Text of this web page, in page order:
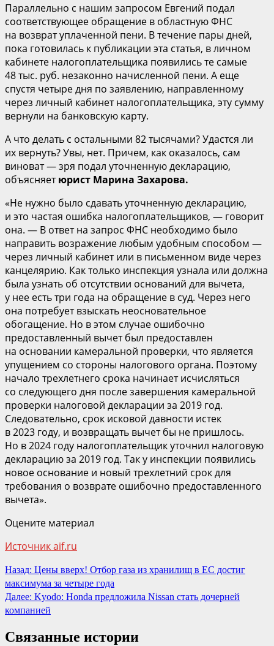
Параллельно с нашим запросом Евгений подал
соответствующее обращение в областную ФНС
на возврат уплаченной пени. В течение пары дней,
пока готовилась к публикации эта статья, в личном
кабинете налогоплательщика появились те самые
48 тыс. руб. незаконно начисленной пени. А еще
спустя четыре дня по заявлению, направленному
через личный кабинет налогоплательщика, эту сумму
вернули на банковскую карту.
А что делать с остальными 82 тысячами? Удастся ли
их вернуть? Увы, нет. Причем, как оказалось, сам
виноват — зря подал уточненную декларацию,
объясняетюрист Марина Захарова.
«Не нужно было сдавать уточненную декларацию,
и это частая ошибка налогоплательщиков, — говорит
она. — В ответ на запрос ФНС необходимо было
направить возражение любым удобным способом —
через личный кабинет или в письменном виде через
канцелярию. Как только инспекция узнала или должна
была узнать об отсутствии оснований для вычета,
у нее есть три года на обращение в суд. Через него
она потребует взыскать неосновательное
обогащение. Но в этом случае ошибочно
предоставленный вычет был предоставлен
на основании камеральной проверки, что является
упущением со стороны налогового органа. Поэтому
начало трехлетнего срока начинает исчисляться
со следующего дня после завершения камеральной
проверки налоговой декларации за 2019 год.
Следовательно, срок исковой давности истек
в 2023 году, и возвращать вычет бы не пришлось.
Но в 2024 году налогоплательщик уточнил налоговую
декларацию за 2019 год. Так у инспекции появились
новое основание и новый трехлетний срок для
требования о возврате ошибочно предоставленного
вычета».
Оцените материал
Источник aif.ru
Продолжить
чтение
Назад: Цены вверх! Отбор газа из хранилищ в ЕС достиг
максимума за четыре года
Далее: Kyodo: Honda предложила Nissan стать дочерней
компанией
Связанные истории